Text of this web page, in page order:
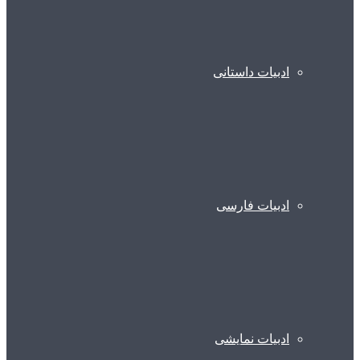
ادبیات داستانی
ادبیات فارسی
ادبیات نمایشی